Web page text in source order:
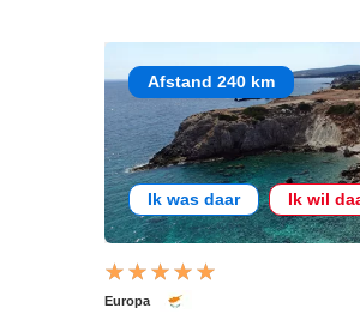
Afstand 240 km
Ik was daar Ik wil
Europa